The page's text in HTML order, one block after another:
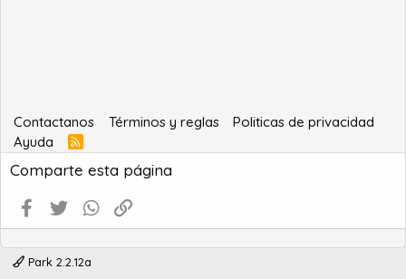
Contactanos Términos y reglas
Politicas de privacidad
Ayuda
R
S
S
Comparte esta página
Facebook
Twitter WhatsApp
Park 2.2.12a